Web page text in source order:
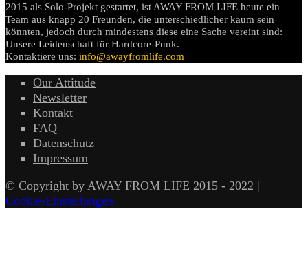
2015 als Solo-Projekt gestartet, ist AWAY FROM LIFE heute ein
Team aus knapp 20 Freunden, die unterschiedlicher kaum sein
könnten, jedoch durch mindestens diese eine Sache vereint sind:
Unsere Leidenschaft für Hardcore-Punk.
Kontaktiere uns: info@awayfromlife.com
Our Attitude
Newsletter
Kontakt
FAQ
Datenschutz
Impressum
© Copyright by AWAY FROM LIFE 2015 - 2022 |
Cookie-Einstellungen